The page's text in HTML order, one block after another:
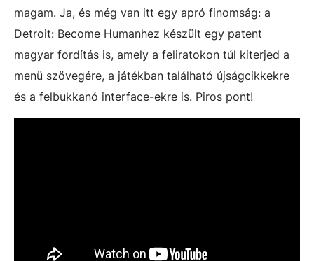
magam. Ja, és még van itt egy apró finomság: a
Detroit: Become Humanhez készült egy patent
magyar fordítás is, amely a feliratokon túl kiterjed a
menü szövegére, a játékban található újságcikkekre
és a felbukkanó interface-ekre is. Piros pont!